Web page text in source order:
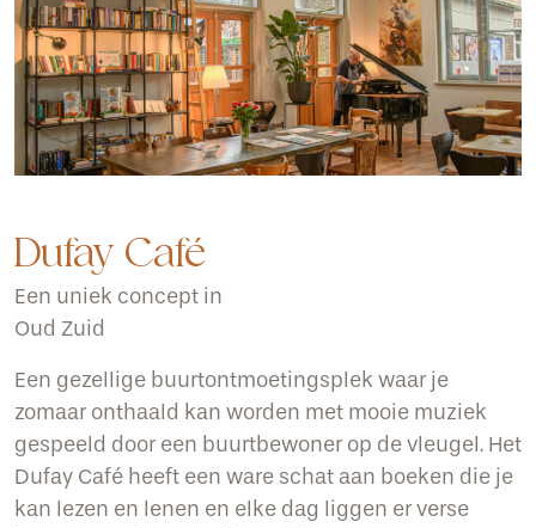
Dufay Café
Een uniek concept in
Oud Zuid
Een gezellige buurtontmoetingsplek waar je
zomaar onthaald kan worden met mooie muziek
gespeeld door een buurtbewoner op de vleugel. Het
Dufay Café heeft een ware schat aan boeken die je
kan lezen en lenen en elke dag liggen er verse